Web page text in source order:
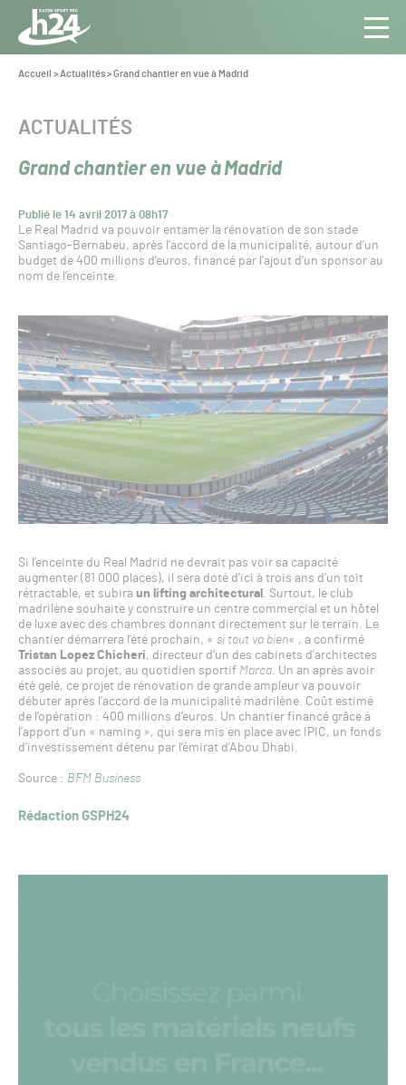
Panneau de gestion des cookies
Aller au contenu
Toute
l’info
Pro
Vous
Accueil >Actualités>Grand chantier en vue à Madrid
Grand chantier en vue à Madrid
Publié le 14 avril 2017 à 08h17
CATÉGORIE :
ACTUALITÉS
Le Real Madrid va pouvoir entamer la rénovation de son stade
Santiago-Bernabeu, après l’accord de la municipalité, autour d’un
budget de 400 millions d’euros, financé par l’ajout d’un sponsor au
nom de l’enceinte.
Si l’enceinte du Real Madrid ne devrait pas voir sa capacité
augmenter (81 000 places), il sera doté d’ici à trois ans d’un toit
rétractable, et subira un lifting architectural
. Surtout, le club
madrilène souhaite y construire un centre commercial et un hôtel
de luxe avec des chambres donnant directement sur le terrain. Le
chantier démarrera l’été prochain, « si tout va bien« , a confirmé
Tristan Lopez Chicheri, directeur d’un des cabinets d’architectes
associés au projet, au quotidien sportif Marca. Un an après avoir
été gelé, ce projet de rénovation de grande ampleur va pouvoir
débuter après l’accord de la municipalité madrilène. Coût estimé
de l’opération : 400 millions d’euros. Un chantier financé grâce à
l’apport d’un « naming », qui sera mis en place avec IPIC, un fonds
d’investissement détenu par l’émirat d’Abou Dhabi.
Source : BFM Business
Rédaction GSPH24